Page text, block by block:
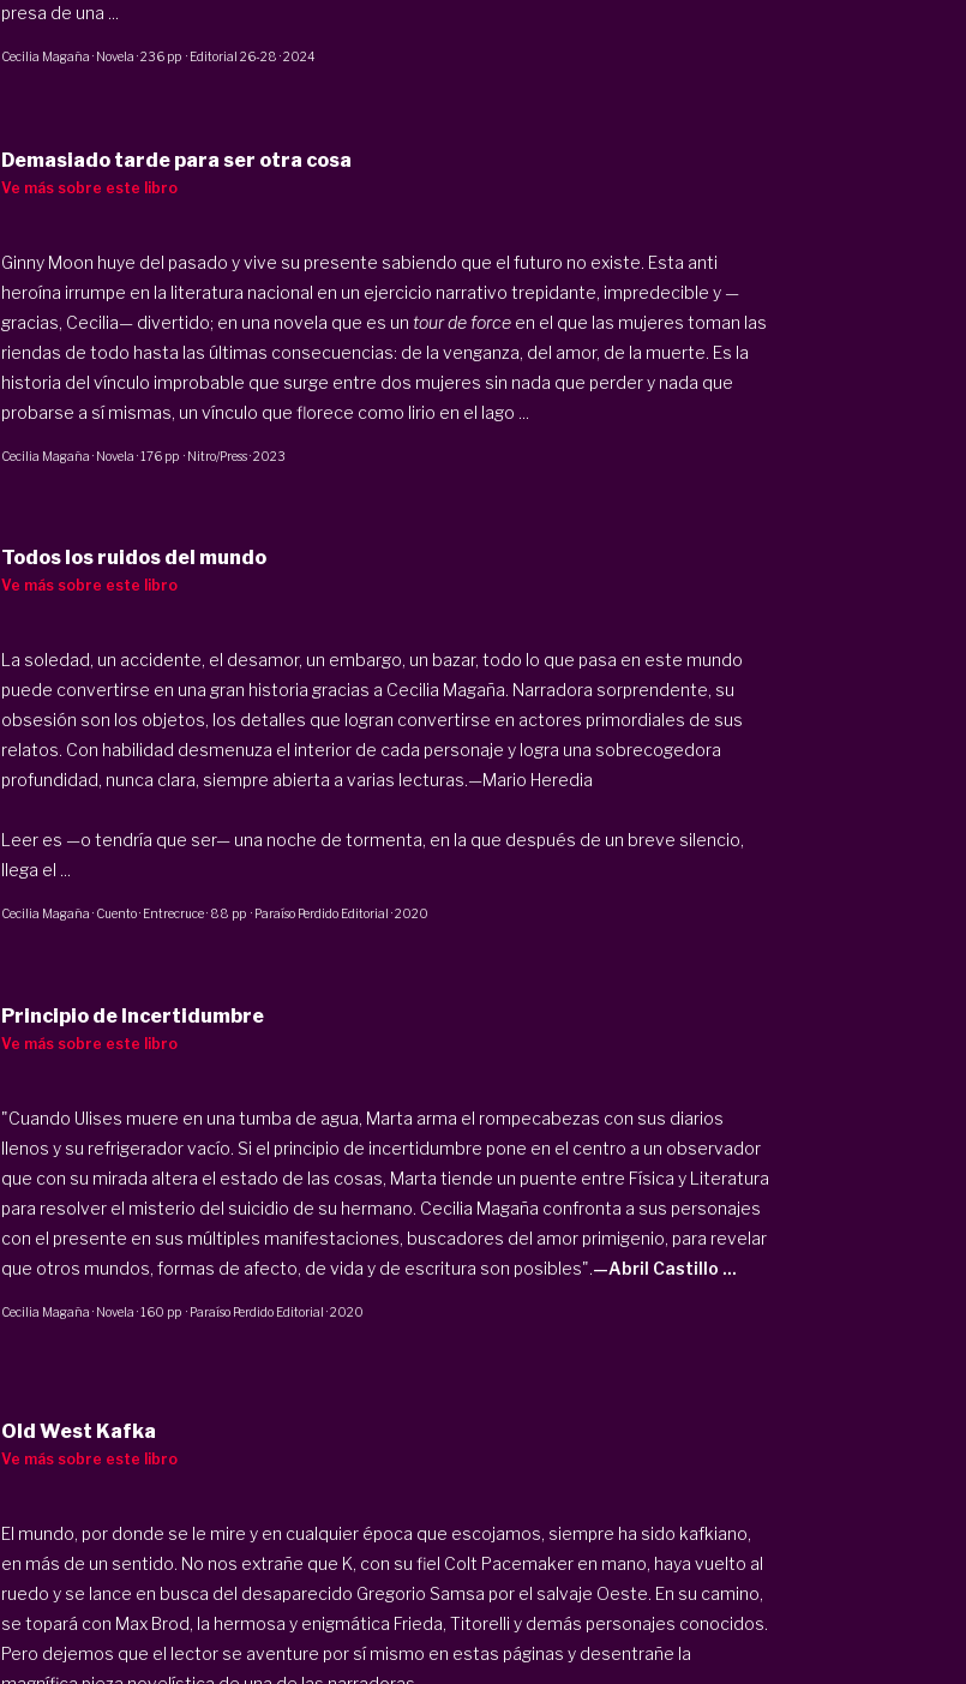
presa de una ...
Cecilia Magaña · Novela ·236 pp· Editorial 26-28 ·2024
Demasiado tarde para ser otra cosa
Ve más sobre este libro
Ginny Moon huye del pasado y vive su presente sabiendo que el futuro no existe. Esta anti
heroína irrumpe en la literatura nacional en un ejercicio narrativo trepidante, impredecible y —
gracias, Cecilia— divertido; en una novela que es un tour de forceen el que las mujeres toman las
riendas de todo hasta las últimas consecuencias: de la venganza, del amor, de la muerte. Es la
historia del vínculo improbable que surge entre dos mujeres sin nada que perder y nada que
probarse a sí mismas, un vínculo que florece como lirio en el lago ...
Cecilia Magaña · Novela ·176 pp· Nitro/Press ·2023
Todos los ruidos del mundo
Ve más sobre este libro
La soledad, un accidente, el desamor, un embargo, un bazar, todo lo que pasa en este mundo
puede convertirse en una gran historia gracias a Cecilia Magaña. Narradora sorprendente, su
obsesión son los objetos, los detalles que logran convertirse en actores primordiales de sus
relatos. Con habilidad desmenuza el interior de cada personaje y logra una sobrecogedora
profundidad, nunca clara, siempre abierta a varias lecturas.—Mario Heredia
Leer es —o tendría que ser— una noche de tormenta, en la que después de un breve silencio,
llega el ...
Cecilia Magaña · Cuento · Entrecruce· 88 pp· Paraíso Perdido Editorial ·2020
Principio de Incertidumbre
Ve más sobre este libro
"Cuando Ulises muere en una tumba de agua, Marta arma el rompecabezas con sus diarios
llenos y su refrigerador vacío. Si el principio de incertidumbre pone en el centro a un observador
que con su mirada altera el estado de las cosas, Marta tiende un puente entre Física y Literatura
para resolver el misterio del suicidio de su hermano. Cecilia Magaña confronta a sus personajes
con el presente en sus múltiples manifestaciones, buscadores del amor primigenio, para revelar
que otros mundos, formas de afecto, de vida y de escritura son posibles".—Abril Castillo ...
Cecilia Magaña · Novela ·160 pp· Paraíso Perdido Editorial ·2020
Old West Kafka
Ve más sobre este libro
El mundo, por donde se le mire y en cualquier época que escojamos, siempre ha sido kafkiano,
en más de un sentido. No nos extrañe que K, con su fiel Colt Pacemaker en mano, haya vuelto al
ruedo y se lance en busca del desaparecido Gregorio Samsa por el salvaje Oeste. En su camino,
se topará con Max Brod, la hermosa y enigmática Frieda, Titorelli y demás personajes conocidos.
Pero dejemos que el lector se aventure por sí mismo en estas páginas y desentrañe la